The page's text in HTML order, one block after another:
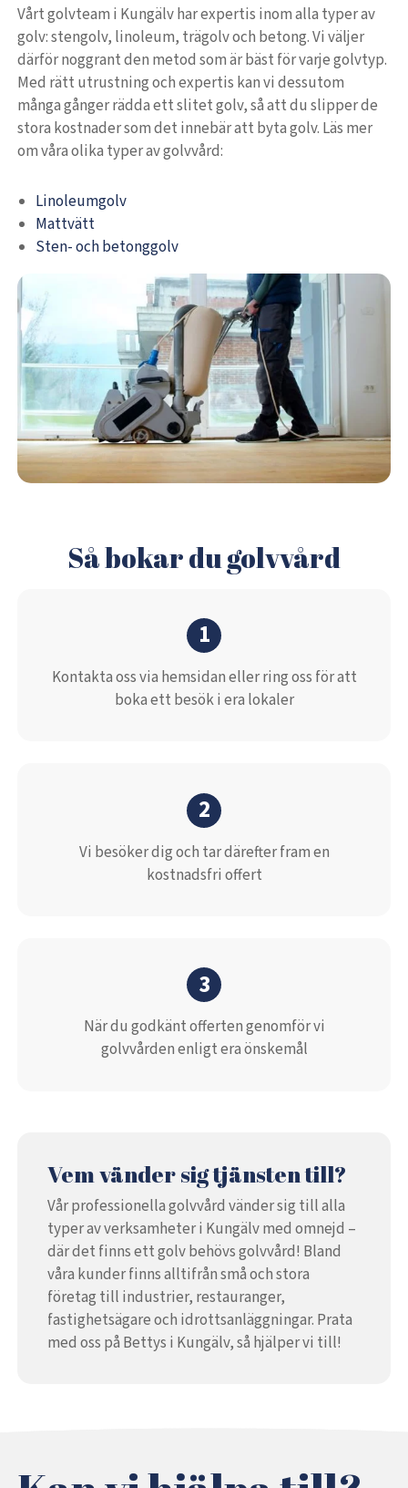
Vårt golvteam i Kungälv har expertis inom alla typer av
golv: stengolv, linoleum, trägolv och betong. Vi väljer
därför noggrant den metod som är bäst för varje golvtyp.
Med rätt utrustning och expertis kan vi dessutom
många gånger rädda ett slitet golv, så att du slipper de
stora kostnader som det innebär att byta golv. Läs mer
om våra olika typer av golvvård:
Linoleumgolv
Mattvätt
Sten- och betonggolv
Så bokar du golvvård
1
Kontakta oss via hemsidan eller ring oss för att
boka ett besök i era lokaler
2
Vi besöker dig och tar därefter fram en
kostnadsfri offert
3
När du godkänt offerten genomför vi
golvvården enligt era önskemål
Vem vänder sig tjänsten till?
Vår professionella golvvård vänder sig till alla
typer av verksamheter i Kungälv med omnejd –
där det finns ett golv behövs golvvård! Bland
våra kunder finns alltifrån små och stora
företag till industrier, restauranger,
fastighetsägare och idrottsanläggningar. Prata
med oss på Bettys i Kungälv, så hjälper vi till!